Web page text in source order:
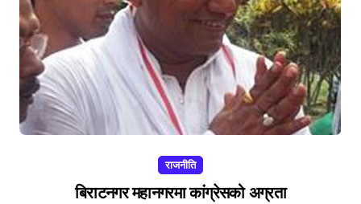
राजनीति
बिराटनगर महानगरमा कांग्रेसको अग्रता